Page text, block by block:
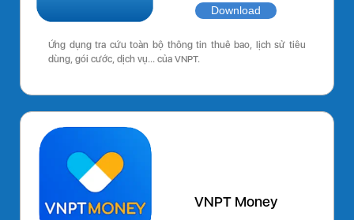
Download
Ứng dụng tra cứu toàn bộ thông tin thuê bao, lịch sử tiêu
dùng, gói cước, dịch vụ… của VNPT.
VNPT Money